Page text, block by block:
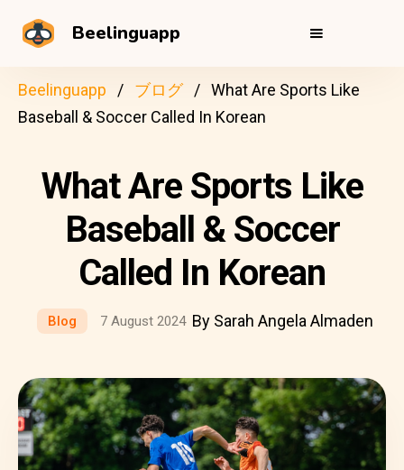
Beelinguapp
Beelinguapp ブログ
What Are Sports Like
Baseball & Soccer Called In Korean
What Are Sports Like
Baseball & Soccer
Called In Korean
Blog 7 August 2024 By Sarah Angela Almaden